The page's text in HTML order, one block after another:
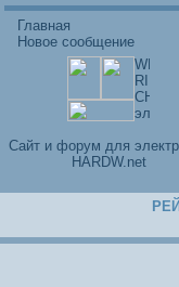
Главная
Новое сообщение
Cайт и форум для
HARDW.net